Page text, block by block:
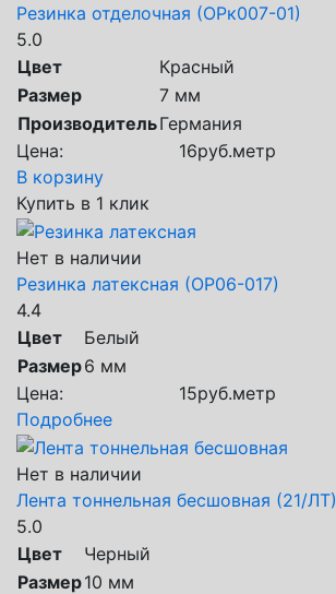
Резинка отделочная (ОРк007-01)
5.0
Цвет
Красный
Размер
7 мм
ПроизводительГермания
Цена:
16руб.метр
В корзину
Купить в 1 клик
Нет в наличии
Резинка латексная (ОР06-017)
4.4
Цвет
Белый
Размер6 мм
Цена:
15руб.метр
Подробнее
Нет в наличии
Лента тоннельная бесшовная (21/ЛТ)
5.0
Цвет
Черный
Размер10 мм